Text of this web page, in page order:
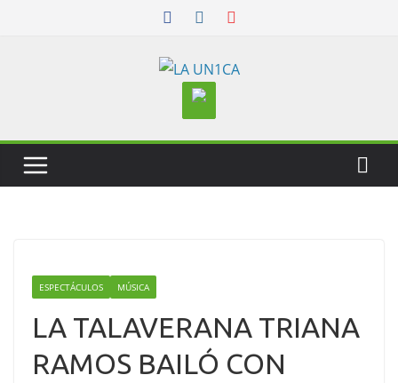
ESPECTÁCULOS MÚSICA
LA TALAVERANA TRIANA
RAMOS BAILÓ CON